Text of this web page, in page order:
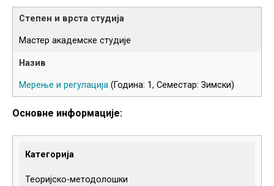
Мастер академске студије
Мерење и регулација (Година: 1, Семестар: Зимски)
Основне информације:
Категорија
Теоријско-методолошки